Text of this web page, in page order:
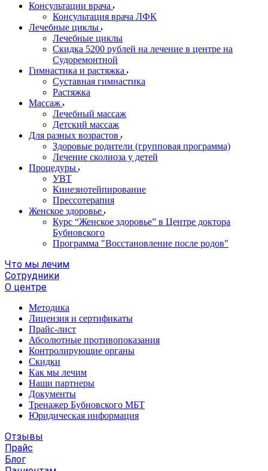
Консультации врача
Консультация врача ЛФК
Лечебные циклы
Лечебные циклы
Скидка 5200 рублей на лечение в центре на
Судоремонтной
Гимнастика и растяжка
Суставная гимнастика
Растяжка
Массаж
Лечебный массаж
Детский массаж
Для разных возрастов
Здоровые родители (групповая программа)
Лечение сколиоза у детей
Процедуры
УВТ
Кинезиотейпирование
Прессотерапия
Женское здоровье
Курс “Женское здоровье” в Центре доктора
Бубновского
Программа "Восстановление после родов"
Что мы лечим
Сотрудники
О центре
Методика
Лицензия и сертификаты
Прайс-лист
Абсолютные противопоказания
Контролирующие органы
Скидки
Как мы лечим
Наши партнеры
Документы
Тренажер Бубновского МБТ
Юридическая информация
Отзывы
Прайс
Блог